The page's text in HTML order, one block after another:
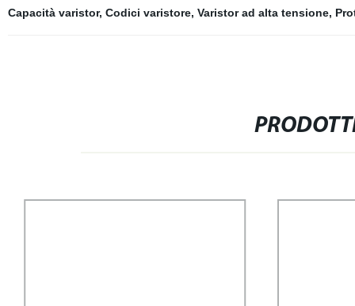
Capacità varistor, Codici varistore, Varistor ad alta tensione,